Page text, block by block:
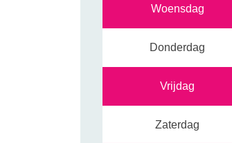
Woensdag
Donderdag
Vrijdag
Zaterdag